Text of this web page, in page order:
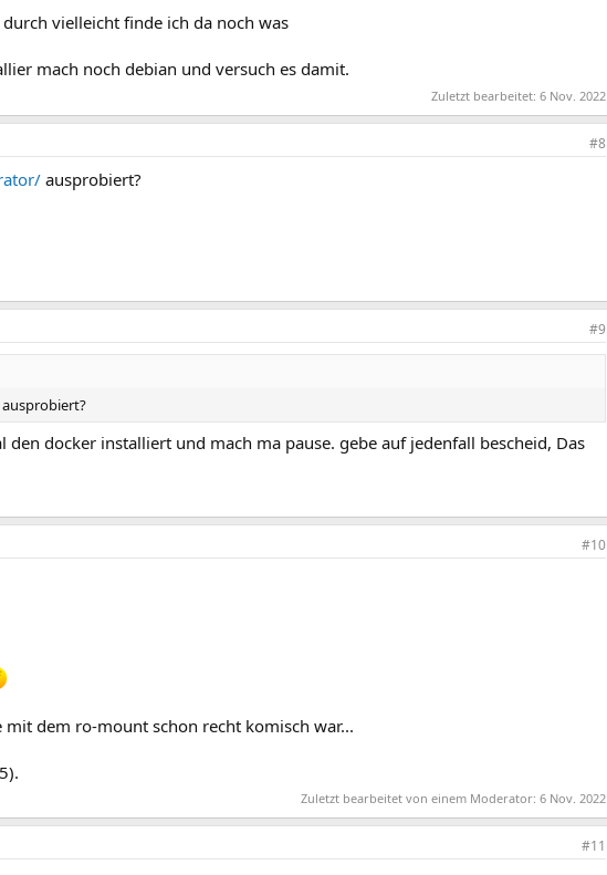
vielleicht finde ich da noch was
mach noch debian und versuch es damit.
Zuletzt bearbeitet: 6 Nov. 2022
#8
ausprobiert?
#9
ausprobiert?
docker installiert und mach ma pause. gebe auf jedenfall bescheid, Das
#10
mit dem ro-mount schon recht komisch war...
Zuletzt bearbeitet von einem Moderator: 6 Nov. 2022
#11